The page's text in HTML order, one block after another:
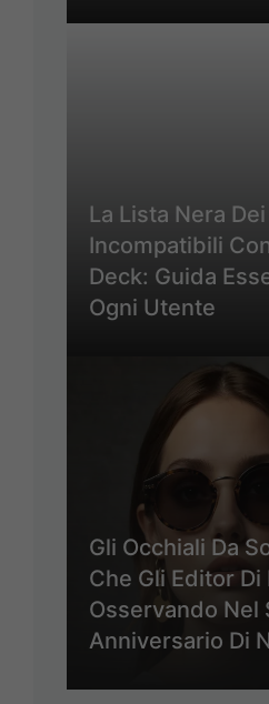
La Lista Nera
Incompatibili
Deck: Guida
Ogni Utente
Gli Occhiali Da
Che Gli Editor Di
Osservando Nel
Anniversario Di